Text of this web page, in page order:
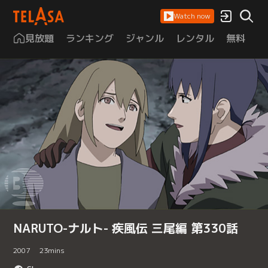
Watch now
見放題 ランキング ジャンル レンタル 無料
NARUTO-ナルト- 疾風伝 三尾編 第330話
2007 23mins